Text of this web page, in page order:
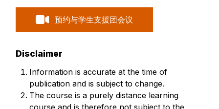
预约与学生支援团会议
Disclaimer
Information is accurate at the time of
publication and is subject to change.
The course is a purely distance learning